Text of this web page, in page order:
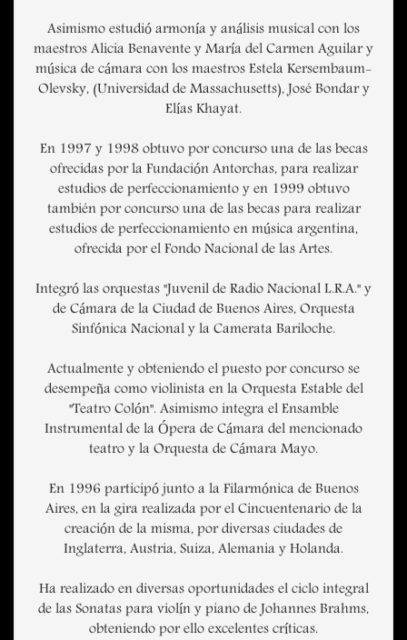
Asimismo estudió armonía y análisis musical con los
maestros Alicia Benavente y María del Carmen Aguilar y
música de cámara con los maestros Estela Kersembaum-
Olevsky, (Universidad de Massachusetts), José Bondar y
Elías Khayat.
En 1997 y 1998 obtuvo por concurso una de las becas
ofrecidas por la Fundación Antorchas, para realizar
estudios de perfeccionamiento y en 1999 obtuvo
también por concurso una de las becas para realizar
estudios de perfeccionamiento en música argentina,
ofrecida por el Fondo Nacional de las Artes.
Integró las orquestas "Juvenil de Radio Nacional L.R.A." y
de Cámara de la Ciudad de Buenos Aires, Orquesta
Sinfónica Nacional y la Camerata Bariloche.
Actualmente y obteniendo el puesto por concurso se
desempeña como violinista en la Orquesta Estable del
"Teatro Colón". Asimismo integra el Ensamble
Instrumental de la Ópera de Cámara del mencionado
teatro y la Orquesta de Cámara Mayo.
En 1996 participó junto a la Filarmónica de Buenos
Aires, en la gira realizada por el Cincuentenario de la
creación de la misma, por diversas ciudades de
Inglaterra, Austria, Suiza, Alemania y Holanda.
Ha realizado en diversas oportunidades el ciclo integral
de las Sonatas para violín y piano de Johannes Brahms,
obteniendo por ello excelentes críticas.